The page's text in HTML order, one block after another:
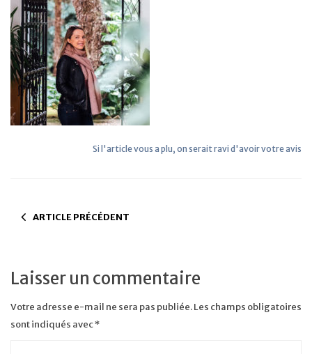
Si l'article vous a plu, on serait ravi d'avoir votre avis
ARTICLE PRÉCÉDENT
Laisser un commentaire
Votre adresse e-mail ne sera pas publiée.Les champs obligatoires
sont indiqués avec*